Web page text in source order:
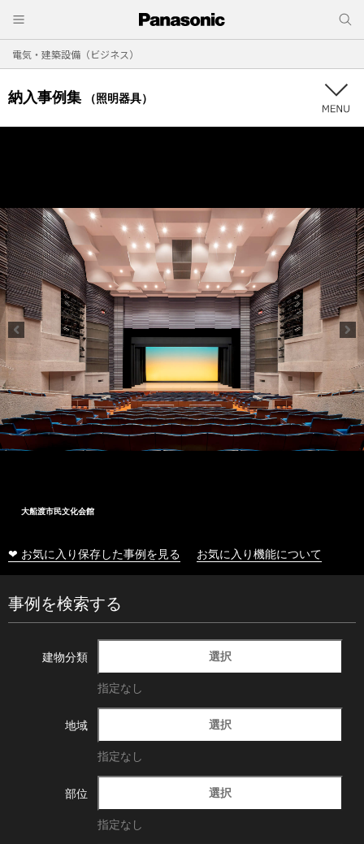
電気・建築設備（ビジネス）
納入事例集 （照明器具）
十和田市総合体育センター
❤ お気に入り保存した事例を見る お気に入り機能について
事例を検索する
建物分類 選択
指定なし
地域 選択
指定なし
部位 選択
指定なし